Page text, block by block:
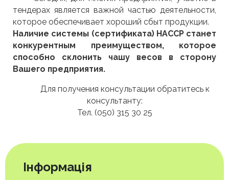
тендерах является важной частью деятельности,
которое обеспечивает хороший сбыт продукции.
Наличие системы (сертификата) НАССР станет
конкурентным преимуществом, которое
способно склонить чашу весов в сторону
Вашего предприятия.
Для получения консультации обратитесь к
консультанту:
Тел. (050) 315 30 25
Інформація